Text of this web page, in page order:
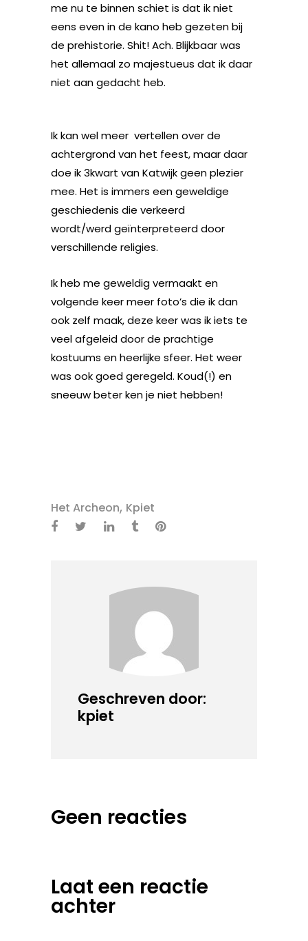
me nu te binnen schiet is dat ik niet
eens even in de kano heb gezeten bij
de prehistorie. Shit! Ach. Blijkbaar was
het allemaal zo majestueus dat ik daar
niet aan gedacht heb.
Ik kan wel meer vertellen over de
achtergrond van het feest, maar daar
doe ik 3kwart van Katwijk geen plezier
mee. Het is immers een geweldige
geschiedenis die verkeerd
wordt/werd geïnterpreteerd door
verschillende religies.
Ik heb me geweldig vermaakt en
volgende keer meer foto’s die ik dan
ook zelf maak, deze keer was ik iets te
veel afgeleid door de prachtige
kostuums en heerlijke sfeer. Het weer
was ook goed geregeld. Koud(!) en
sneeuw beter ken je niet hebben!
Het Archeon, Kpiet
Geschreven door:
kpiet
Geen reacties
Laat een reactie
achter